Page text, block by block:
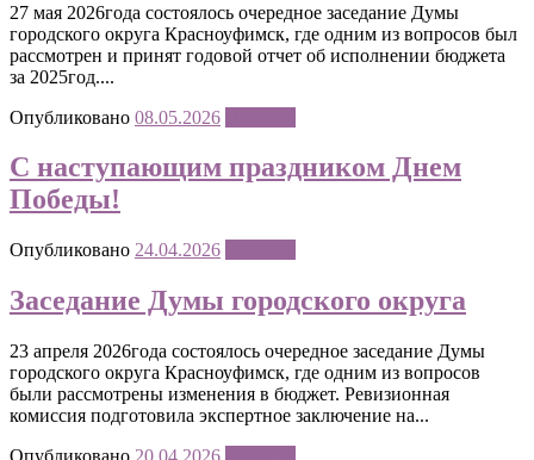
27 мая 2026года состоялось очередное заседание Думы
городского округа Красноуфимск, где одним из вопросов был
рассмотрен и принят годовой отчет об исполнении бюджета
за 2025год....
Опубликовано 08.05.2026
С наступающим праздником Днем
Победы!
Опубликовано 24.04.2026
Заседание Думы городского округа
23 апреля 2026года состоялось очередное заседание Думы
городского округа Красноуфимск, где одним из вопросов
были рассмотрены изменения в бюджет. Ревизионная
комиссия подготовила экспертное заключение на...